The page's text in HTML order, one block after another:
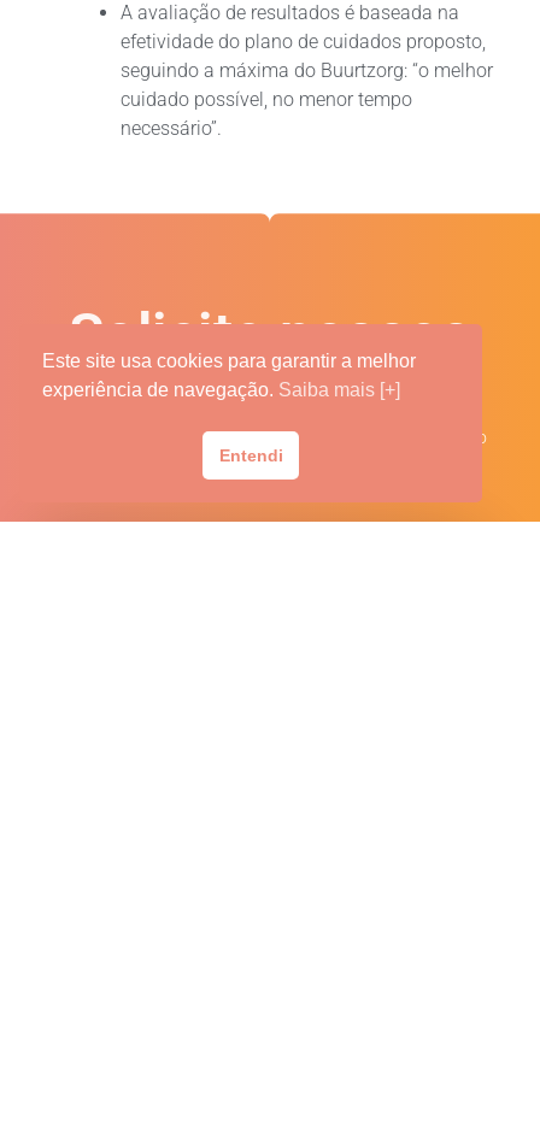
A avaliação de resultados é baseada na
efetividade do plano de cuidados proposto,
seguindo a máxima do Buurtzorg: “o melhor
cuidado possível, no menor tempo
necessário”.
Solicite nossos
serviços
Complete o formulário abaixo. Entraremos em contato
Este site usa cookies para garantir a melhor
experiência de navegação. Saiba mais [+]
Entendi